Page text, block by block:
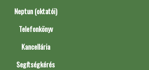
Neptun (oktatói)
Telefonkönyv
Kancellária
Segítségkérés